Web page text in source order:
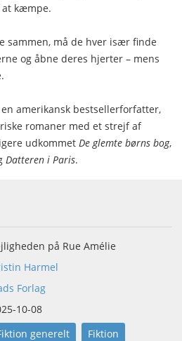
at kæmpe.
sammen, må de hver især finde
og åbne deres hjerter – mens
amerikansk bestsellerforfatter,
romaner med et strejf af
udkommet De glemte børns bog,
Datteren i Paris.
på Rue Amélie
Harmel
Forlag
10-08
generelt Fiktion